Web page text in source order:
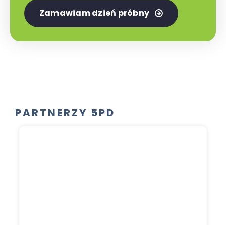
Zamawiam dzień próbny
PARTNERZY 5PD